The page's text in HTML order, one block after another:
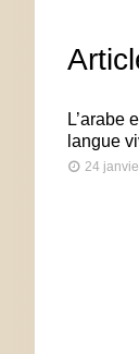
L’arabe
langue
24